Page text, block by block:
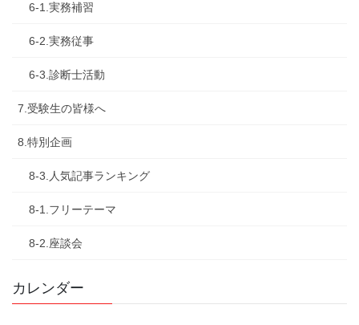
6-1.実務補習
6-2.実務従事
6-3.診断士活動
7.受験生の皆様へ
8.特別企画
8-3.人気記事ランキング
8-1.フリーテーマ
8-2.座談会
カレンダー